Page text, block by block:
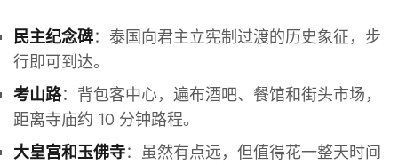
民主纪念碑：泰国向君主立宪制过渡的历史象征，步
行即可到达。
考山路：背包客中心，遍布酒吧、餐馆和街头市场，
距离寺庙约 10 分钟路程。
大皇宫和玉佛寺：虽然有点远，但值得花一整天时间